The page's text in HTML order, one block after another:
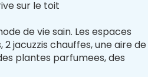
sur le toit
de vie sain. Les espaces
jacuzzis chauffes, une aire de
plantes parfumees, des